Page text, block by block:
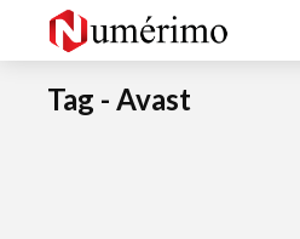
Tag - Avast